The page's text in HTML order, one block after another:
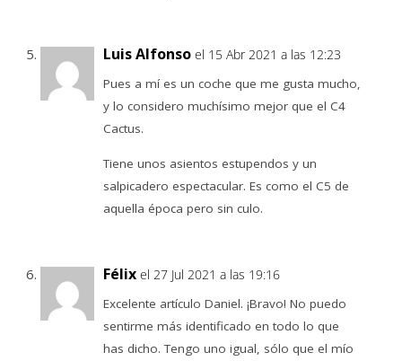
Luis Alfonso el 15 Abr 2021 a las 12:23
Pues a mí es un coche que me gusta mucho,
y lo considero muchísimo mejor que el C4
Cactus.
Tiene unos asientos estupendos y un
salpicadero espectacular. Es como el C5 de
aquella época pero sin culo.
Félix el 27 Jul 2021 a las 19:16
Excelente artículo Daniel. ¡Bravo! No puedo
sentirme más identificado en todo lo que
has dicho. Tengo uno igual, sólo que el mío